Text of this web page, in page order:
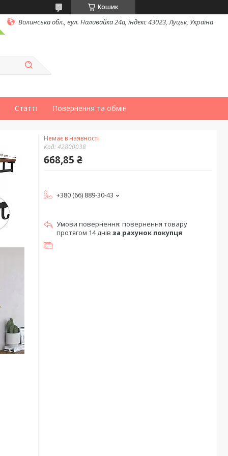
Кошик
Волинська обл., вул. Наливайка 24а, індекс 43023, Луцьк, Україна
Статті Повернення та обмін
Немає в наявності
Код:42800038
668,85 ₴
+380 (66) 889-30-43
повернення товару
протягом 14 днів за рахунок покупця